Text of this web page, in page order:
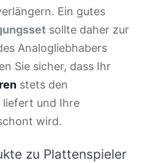
Ein gutes
sollte daher zur
Analogliebhabers
Sie sicher, dass Ihr
stets den
liefert und Ihre
wird.
zu Plattenspieler